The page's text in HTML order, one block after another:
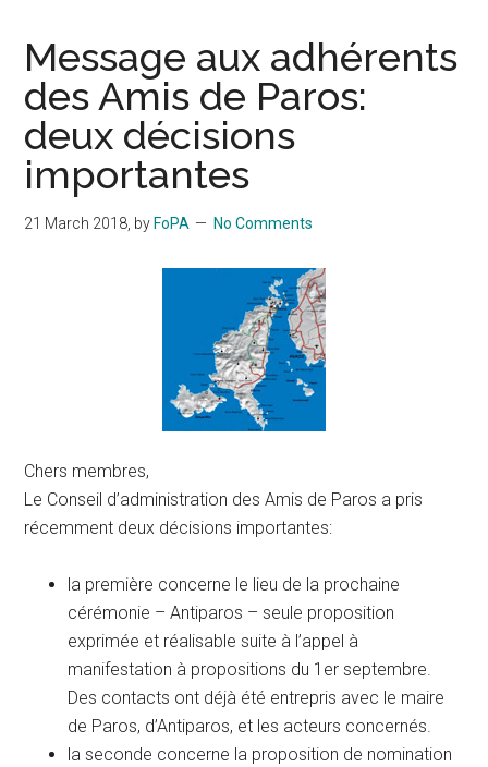
Message aux adhérents
des Amis de Paros:
deux décisions
importantes
21 March 2018, by FoPA No Comments
Chers membres,
Le Conseil d’administration des Amis de Paros a pris
récemment deux décisions importantes:
la première concerne le lieu de la prochaine
cérémonie – Antiparos – seule proposition
exprimée et réalisable suite à l’appel à
manifestation à propositions du 1er septembre.
Des contacts ont déjà été entrepris avec le maire
de Paros, d’Antiparos, et les acteurs concernés.
la seconde concerne la proposition de nomination